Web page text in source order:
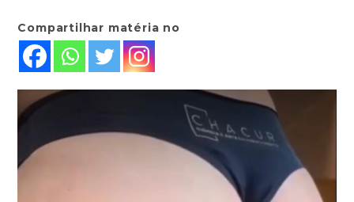
Compartilhar matéria no